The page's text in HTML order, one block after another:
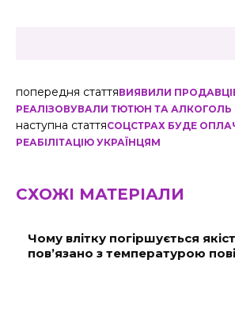
попередня статтяВИЯВИЛИ
РЕАЛІЗОВУВАЛИ ТЮТЮН ТА АЛКОГОЛЬ
наступна статтяСОЦСТРАХ БУДЕ
РЕАБІЛІТАЦІЮ УКРАЇНЦЯМ
СХОЖІ МАТЕРІАЛИ
Чому влітку погіршується
пов’язано з температурою